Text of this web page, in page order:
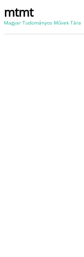
mtmt
Magyar Tudományos Művek Tára